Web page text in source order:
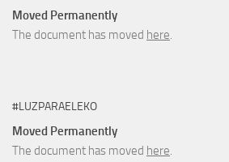
Moved Permanently
The document has moved here.
#LUZPARAELEKO
Moved Permanently
The document has moved here.